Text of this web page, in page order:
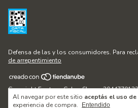
Al navegar por este sitio aceptás el uso
experiencia de compra.
Entendido
Defensa de las y los consumidores. Para
de arrepentimiento
Copyright Fontana Cakes Shop -
derechos reservados.